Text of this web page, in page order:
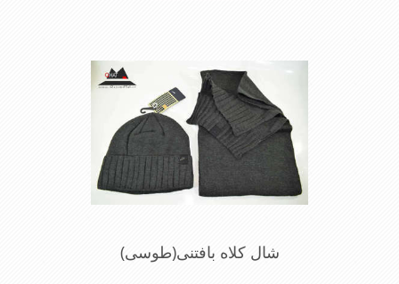
شال کلاه بافتنی(طوسی)